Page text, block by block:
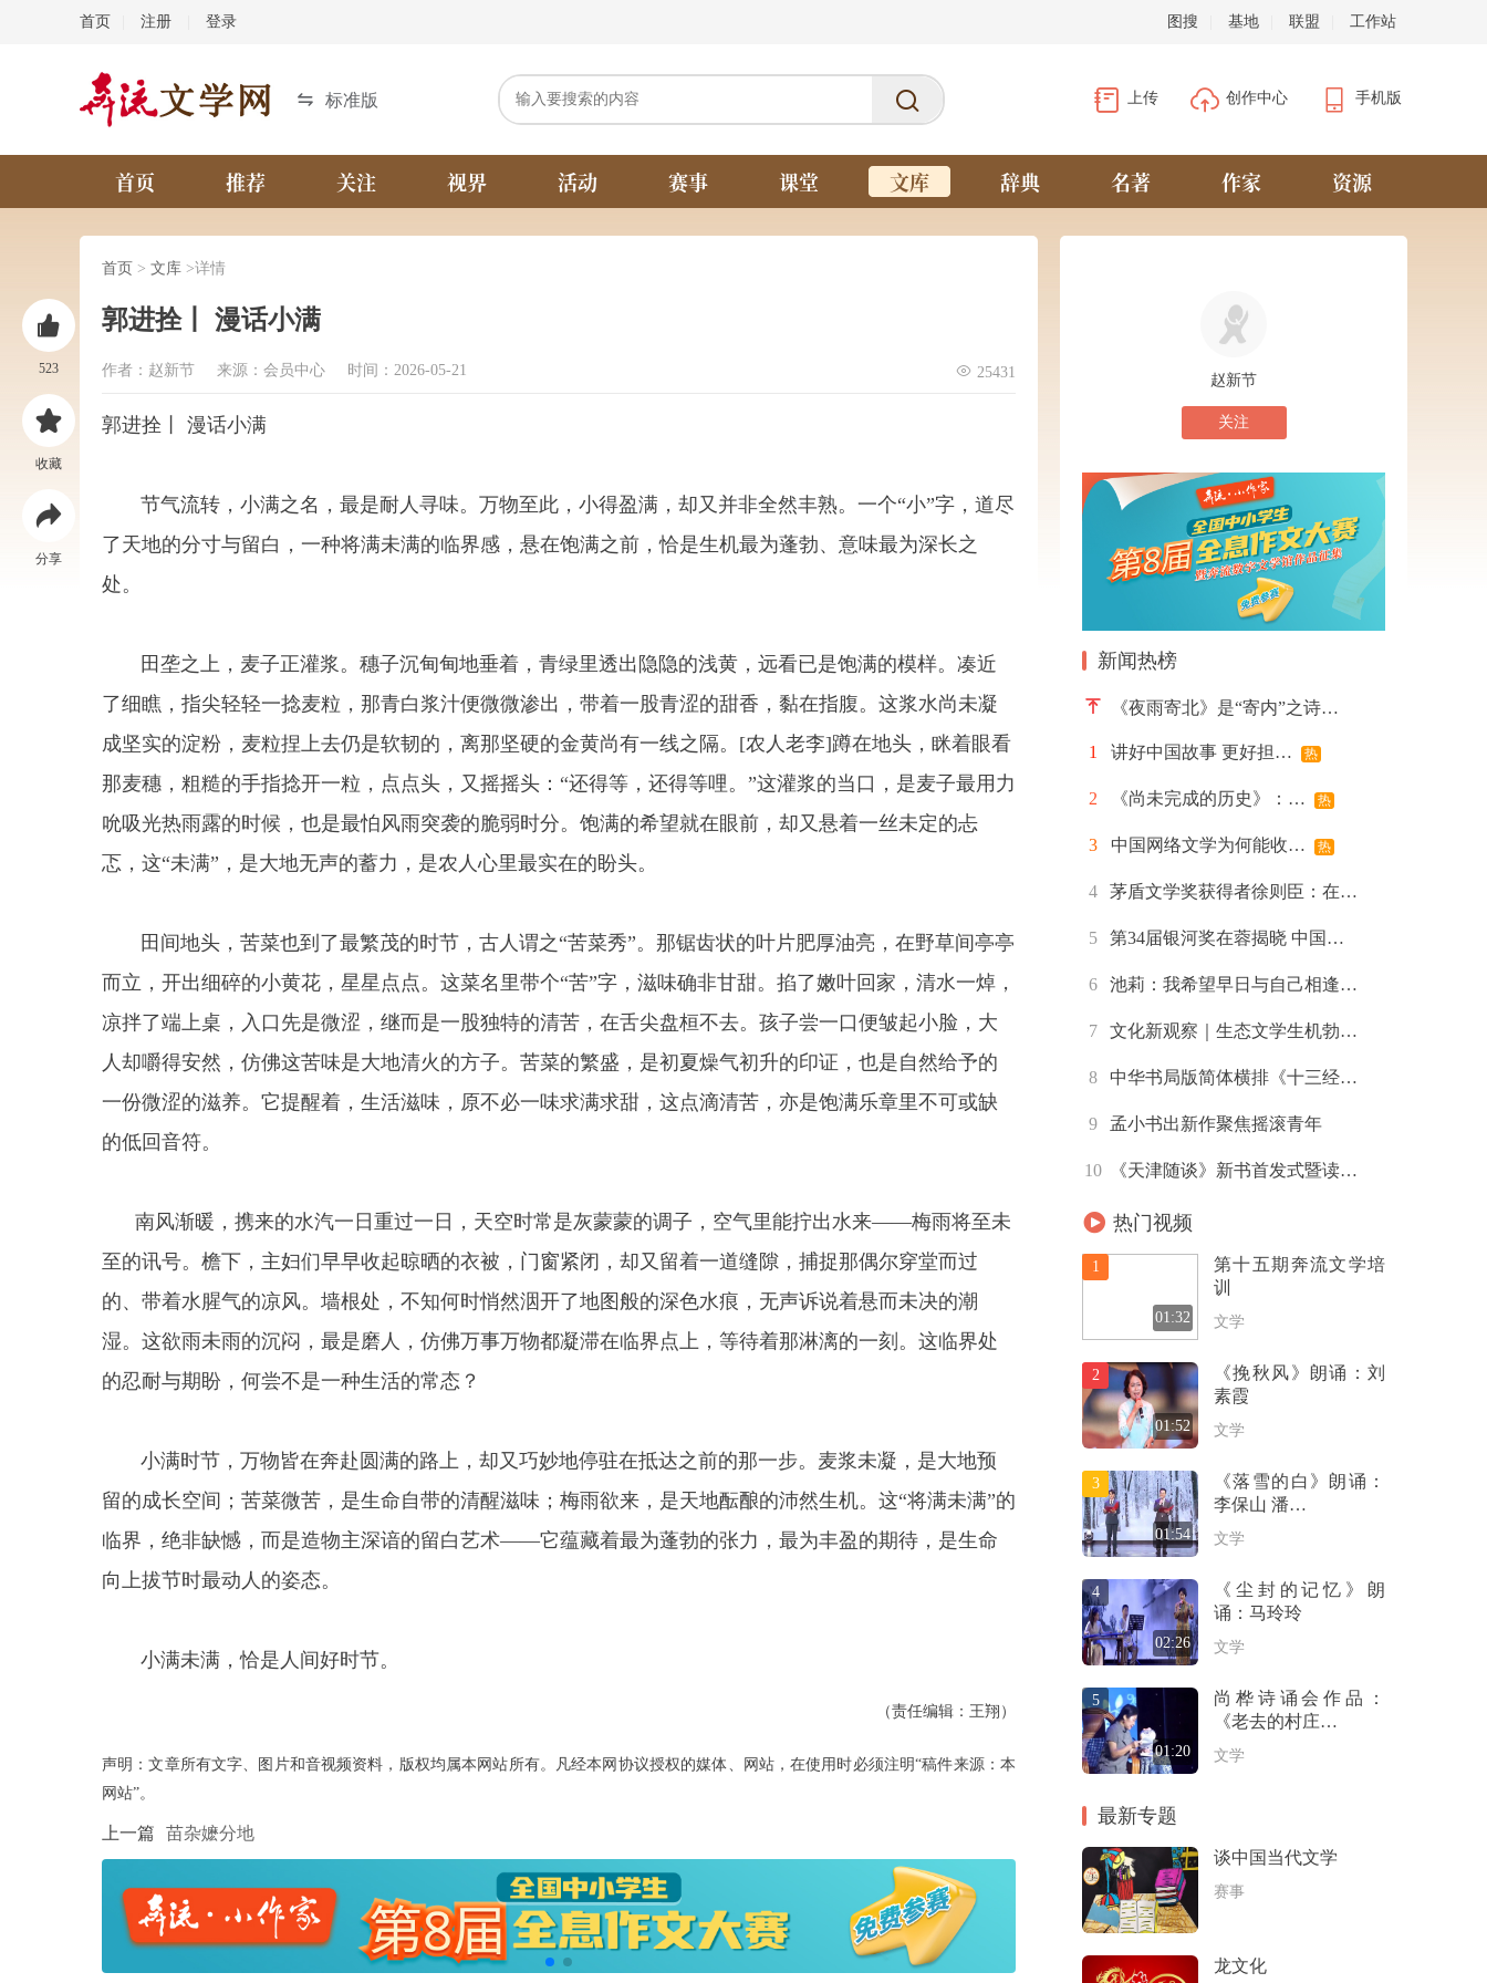
首页 注册 登录 图搜 基地 联盟 工作站
标准版 上传 创作中心 手机版
首页 推荐 关注 视界 活动 赛事 课堂 文库 辞典 名著 作家 资源
523
收藏
分享
首页 > 文库 >详情
郭进拴丨 漫话小满
作者：赵新节 来源：会员中心 时间：2026-05-21 25431
郭进拴丨 漫话小满
节气流转，小满之名，最是耐人寻味。万物至此，小得盈满，却又并非全然丰熟。一个“小”字，道尽
了天地的分寸与留白，一种将满未满的临界感，悬在饱满之前，恰是生机最为蓬勃、意味最为深长之
处。
田垄之上，麦子正灌浆。穗子沉甸甸地垂着，青绿里透出隐隐的浅黄，远看已是饱满的模样。凑近
了细瞧，指尖轻轻一捻麦粒，那青白浆汁便微微渗出，带着一股青涩的甜香，黏在指腹。这浆水尚未凝
成坚实的淀粉，麦粒捏上去仍是软韧的，离那坚硬的金黄尚有一线之隔。[农人老李]蹲在地头，眯着眼看
那麦穗，粗糙的手指捻开一粒，点点头，又摇摇头：“还得等，还得等哩。”这灌浆的当口，是麦子最用力
吮吸光热雨露的时候，也是最怕风雨突袭的脆弱时分。饱满的希望就在眼前，却又悬着一丝未定的忐
忑，这“未满”，是大地无声的蓄力，是农人心里最实在的盼头。
田间地头，苦菜也到了最繁茂的时节，古人谓之“苦菜秀”。那锯齿状的叶片肥厚油亮，在野草间亭亭
而立，开出细碎的小黄花，星星点点。这菜名里带个“苦”字，滋味确非甘甜。掐了嫩叶回家，清水一焯，
凉拌了端上桌，入口先是微涩，继而是一股独特的清苦，在舌尖盘桓不去。孩子尝一口便皱起小脸，大
人却嚼得安然，仿佛这苦味是大地清火的方子。苦菜的繁盛，是初夏燥气初升的印证，也是自然给予的
一份微涩的滋养。它提醒着，生活滋味，原不必一味求满求甜，这点滴清苦，亦是饱满乐章里不可或缺
的低回音符。
南风渐暖，携来的水汽一日重过一日，天空时常是灰蒙蒙的调子，空气里能拧出水来——梅雨将至未
至的讯号。檐下，主妇们早早收起晾晒的衣被，门窗紧闭，却又留着一道缝隙，捕捉那偶尔穿堂而过
的、带着水腥气的凉风。墙根处，不知何时悄然洇开了地图般的深色水痕，无声诉说着悬而未决的潮
湿。这欲雨未雨的沉闷，最是磨人，仿佛万事万物都凝滞在临界点上，等待着那淋漓的一刻。这临界处
的忍耐与期盼，何尝不是一种生活的常态？
小满时节，万物皆在奔赴圆满的路上，却又巧妙地停驻在抵达之前的那一步。麦浆未凝，是大地预
留的成长空间；苦菜微苦，是生命自带的清醒滋味；梅雨欲来，是天地酝酿的沛然生机。这“将满未满”的
临界，绝非缺憾，而是造物主深谙的留白艺术——它蕴藏着最为蓬勃的张力，最为丰盈的期待，是生命
向上拔节时最动人的姿态。
小满未满，恰是人间好时节。
（责任编辑：王翔）
声明：文章所有文字、图片和音视频资料，版权均属本网站所有。凡经本网协议授权的媒体、网站，在使用时必须注明“稿件来源：本
网站”。
上一篇 苗杂嬷分地
赵新节
关注
新闻热榜
《夜雨寄北》是“寄内”之诗…
1 讲好中国故事 更好担… 热
2 《尚未完成的历史》：… 热
3 中国网络文学为何能收… 热
4 茅盾文学奖获得者徐则臣：在…
5 第34届银河奖在蓉揭晓 中国…
6 池莉：我希望早日与自己相逢…
7 文化新观察｜生态文学生机勃…
8 中华书局版简体横排《十三经…
9 孟小书出新作聚焦摇滚青年
10 《天津随谈》新书首发式暨读…
热门视频
1
01:32
第十五期奔流文学培
训
文学
2
01:52
《挽秋风》朗诵：刘
素霞
文学
3
01:54
《落雪的白》朗诵：
李保山 潘…
文学
4
02:26
《尘封的记忆》朗
诵：马玲玲
文学
5
01:20
尚桦诗诵会作品：
《老去的村庄…
文学
最新专题
谈中国当代文学
赛事
龙文化